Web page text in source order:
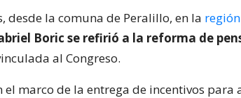
desde la comuna de Peralillo, en la
Boric se refirió a la reforma de
al Congreso.
el marco de la entrega de incentivos para